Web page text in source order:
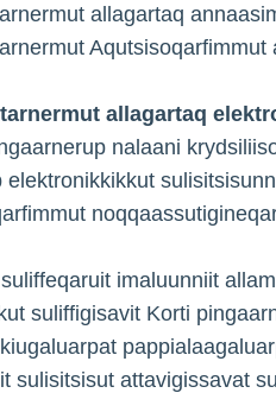
allagartaq
Aqutsisoqarfimmut
allagartaq
nalaani
elektronikkikkut
imaluunniit
suliffigisavit Korti
sulisitsisut attavigissavat